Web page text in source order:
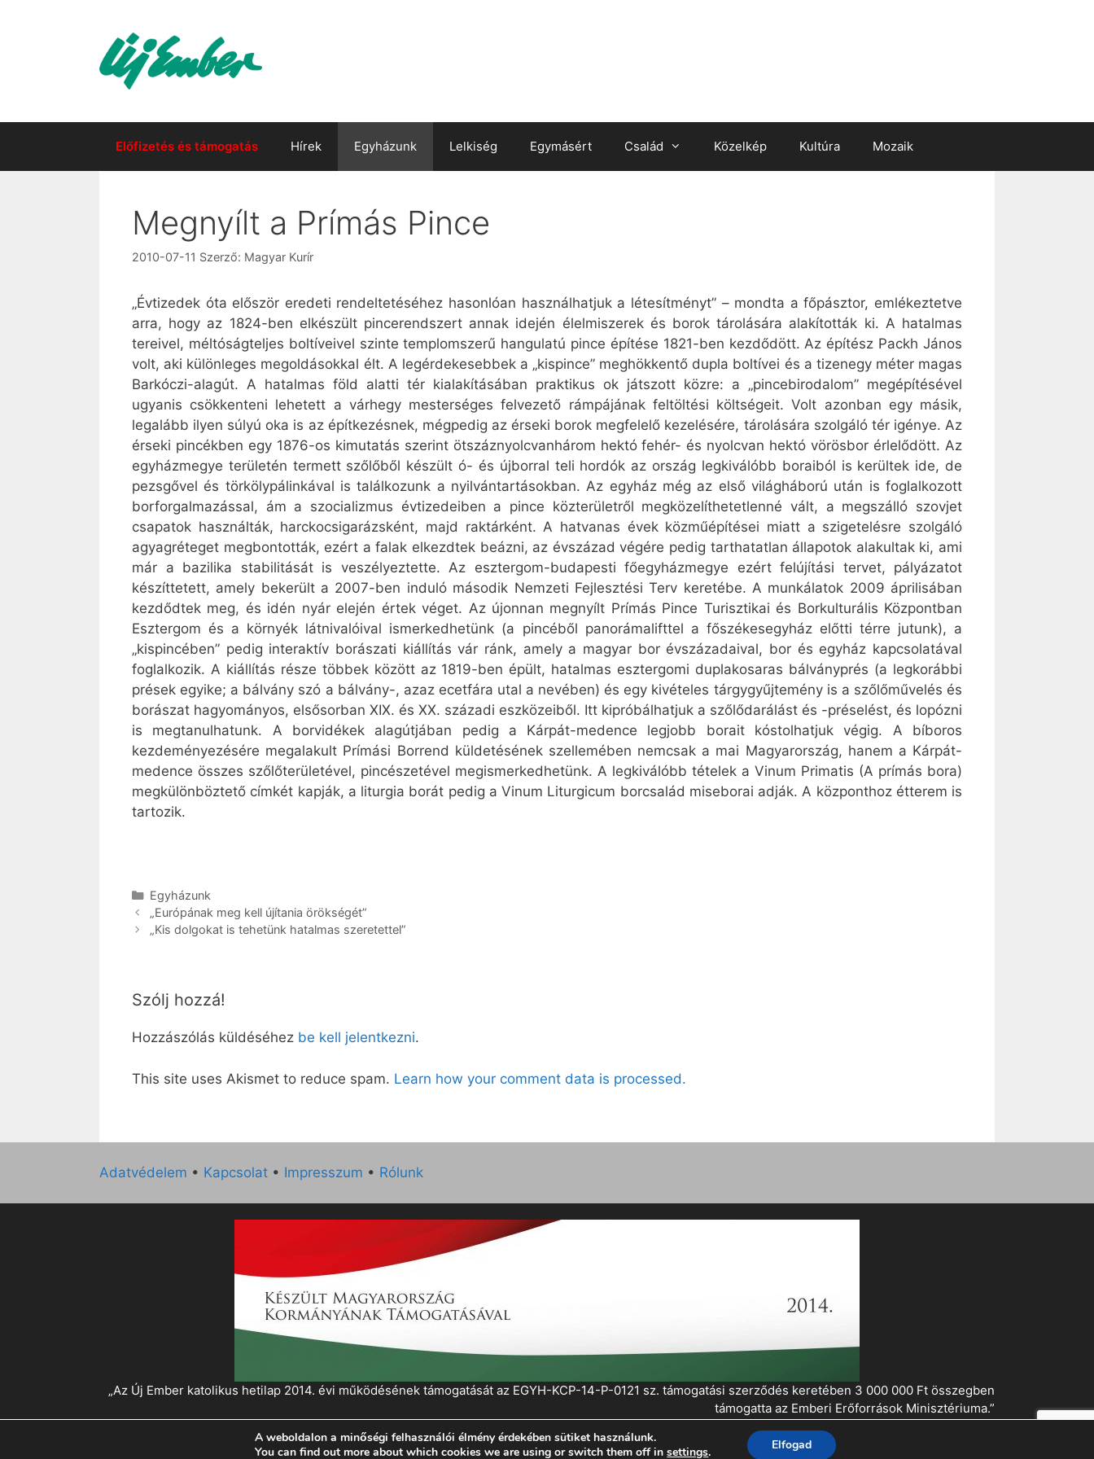
Előfizetés és támogatás Hírek Egyházunk Lelkiség Egymásért Család Közelkép Kultúra Mozaik
Megnyílt a Prímás Pince
2010-07-11 Szerző: Magyar Kurír
„Évtizedek óta először eredeti rendeltetéséhez hasonlóan használhatjuk a létesítményt” – mondta a főpásztor, emlékeztetve
arra, hogy az 1824-ben elkészült pincerendszert annak idején élelmiszerek és borok tárolására alakították ki. A hatalmas
tereivel, méltóságteljes boltíveivel szinte templomszerű hangulatú pince építése 1821-ben kezdődött. Az építész Packh János
volt, aki különleges megoldásokkal élt. A legérdekesebbek a „kispince” meghökkentő dupla boltívei és a tizenegy méter magas
Barkóczi-alagút. A hatalmas föld alatti tér kialakításában praktikus ok játszott közre: a „pincebirodalom” megépítésével
ugyanis csökkenteni lehetett a várhegy mesterséges felvezető rámpájának feltöltési költségeit. Volt azonban egy másik,
legalább ilyen súlyú oka is az építkezésnek, mégpedig az érseki borok megfelelő kezelésére, tárolására szolgáló tér igénye. Az
érseki pincékben egy 1876-os kimutatás szerint ötszáznyolcvanhárom hektó fehér- és nyolcvan hektó vörösbor érlelődött. Az
egyházmegye területén termett szőlőből készült ó- és újborral teli hordók az ország legkiválóbb boraiból is kerültek ide, de
pezsgővel és törkölypálinkával is találkozunk a nyilvántartásokban. Az egyház még az első világháború után is foglalkozott
borforgalmazással, ám a szocializmus évtizedeiben a pince közterületről megközelíthetetlenné vált, a megszálló szovjet
csapatok használták, harckocsigarázsként, majd raktárként. A hatvanas évek közműépítései miatt a szigetelésre szolgáló
agyagréteget megbontották, ezért a falak elkezdtek beázni, az évszázad végére pedig tarthatatlan állapotok alakultak ki, ami
már a bazilika stabilitását is veszélyeztette. Az esztergom-budapesti főegyházmegye ezért felújítási tervet, pályázatot
készíttetett, amely bekerült a 2007-ben induló második Nemzeti Fejlesztési Terv keretébe. A munkálatok 2009 áprilisában
kezdődtek meg, és idén nyár elején értek véget. Az újonnan megnyílt Prímás Pince Turisztikai és Borkulturális Központban
Esztergom és a környék látnivalóival ismerkedhetünk (a pincéből panorámalifttel a főszékesegyház előtti térre jutunk), a
„kispincében” pedig interaktív borászati kiállítás vár ránk, amely a magyar bor évszázadaival, bor és egyház kapcsolatával
foglalkozik. A kiállítás része többek között az 1819-ben épült, hatalmas esztergomi duplakosaras bálványprés (a legkorábbi
prések egyike; a bálvány szó a bálvány-, azaz ecetfára utal a nevében) és egy kivételes tárgygyűjtemény is a szőlőművelés és
borászat hagyományos, elsősorban XIX. és XX. századi eszközeiből. Itt kipróbálhatjuk a szőlődarálást és -préselést, és lopózni
is megtanulhatunk. A borvidékek alagútjában pedig a Kárpát-medence legjobb borait kóstolhatjuk végig. A bíboros
kezdeményezésére megalakult Prímási Borrend küldetésének szellemében nemcsak a mai Magyarország, hanem a Kárpát-
medence összes szőlőterületével, pincészetével megismerkedhetünk. A legkiválóbb tételek a Vinum Primatis (A prímás bora)
megkülönböztető címkét kapják, a liturgia borát pedig a Vinum Liturgicum borcsalád miseborai adják. A központhoz étterem is
tartozik.
Kategória
Egyházunk
„Európának meg kell újítania örökségét”
„Kis dolgokat is tehetünk hatalmas szeretettel”
Szólj hozzá!
Hozzászólás küldéséhez be kell jelentkezni.
This site uses Akismet to reduce spam. Learn how your comment data is processed.
Adatvédelem • Kapcsolat • Impresszum • Rólunk
„Az Új Ember katolikus hetilap 2014. évi működésének támogatását az EGYH-KCP-14-P-0121 sz. támogatási szerződés keretében 3 000 000 Ft összegben
támogatta az Emberi Erőforrások Minisztériuma.”
© 2026 Magyar Kurír - Új Ember• KészültGeneratePress
A weboldalon a minőségi felhasználói élmény érdekében sütiket használunk.
You can find out more about which cookies we are using or switch them off insettings. Elfogad